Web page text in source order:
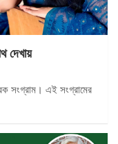
দেখায়
সংগ্রাম। এই সংগ্রামের